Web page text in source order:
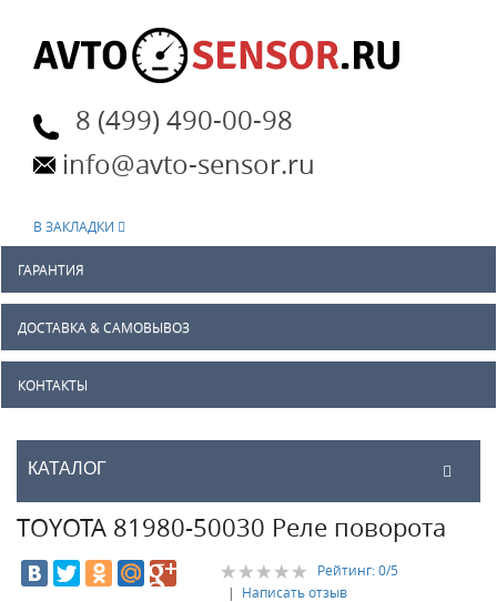
8 (499) 490-00-98
info@avto-sensor.ru
В ЗАКЛАДКИ
ГАРАНТИЯ
ДОСТАВКА & САМОВЫВОЗ
КОНТАКТЫ
КАТАЛОГ
TOYOTA 81980-50030 Реле поворота
Рейтинг:0/5
| Написать отзыв